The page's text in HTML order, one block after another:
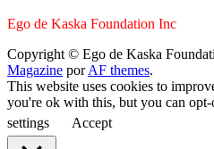
Ego de Kaska Foundation Inc
Copyright © Ego de Kaska
Magazine porAF themes.
This website uses cookies to
you're ok with this, but you can
settings
Accept